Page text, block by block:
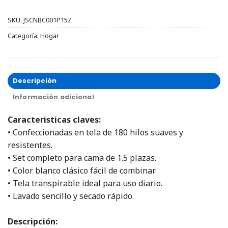
SKU: JSCNBC001P15Z
Categoría: Hogar
Descripción
Información adicional
Caracteristicas claves:
• Confeccionadas en tela de 180 hilos suaves y
resistentes.
• Set completo para cama de 1.5 plazas.
• Color blanco clásico fácil de combinar.
• Tela transpirable ideal para uso diario.
• Lavado sencillo y secado rápido.
Descripción: